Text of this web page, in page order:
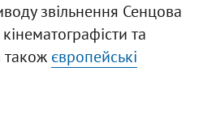
звільнення Сенцова
та
також європейські